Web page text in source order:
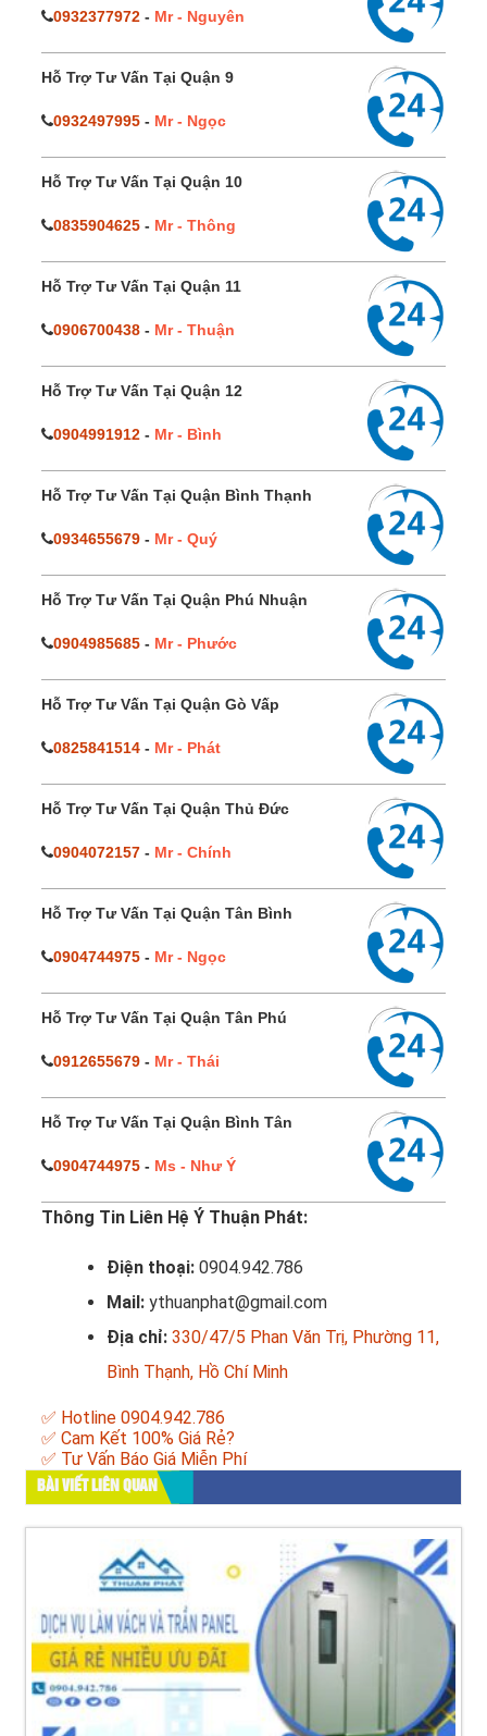
0932377972 - Mr - Nguyên
Hỗ Trợ Tư Vấn Tại Quận 9
0932497995 - Mr - Ngọc
Hỗ Trợ Tư Vấn Tại Quận 10
0835904625 - Mr - Thông
Hỗ Trợ Tư Vấn Tại Quận 11
0906700438 - Mr - Thuận
Hỗ Trợ Tư Vấn Tại Quận 12
0904991912 - Mr - Bình
Hỗ Trợ Tư Vấn Tại Quận Bình Thạnh
0934655679 - Mr - Quý
Hỗ Trợ Tư Vấn Tại Quận Phú Nhuận
0904985685 - Mr - Phước
Hỗ Trợ Tư Vấn Tại Quận Gò Vấp
0825841514 - Mr - Phát
Hỗ Trợ Tư Vấn Tại Quận Thủ Đức
0904072157 - Mr - Chính
Hỗ Trợ Tư Vấn Tại Quận Tân Bình
0904744975 - Mr - Ngọc
Hỗ Trợ Tư Vấn Tại Quận Tân Phú
0912655679 - Mr - Thái
Hỗ Trợ Tư Vấn Tại Quận Bình Tân
0904744975 - Ms - Như Ý
Thông Tin Liên Hệ Ý Thuận Phát:
Điện thoại: 0904.942.786
Mail: ythuanphat@gmail.com
Địa chỉ: 330/47/5 Phan Văn Trị, Phường 11,
Bình Thạnh, Hồ Chí Minh
✅ Hotline 0904.942.786
✅ Cam Kết 100% Giá Rẻ?
✅ Tư Vấn Báo Giá Miễn Phí
BÀI VIẾT LIÊN QUAN